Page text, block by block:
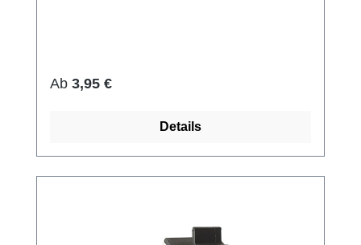
Regulärer Preis:
Ab 3,95 €
Details